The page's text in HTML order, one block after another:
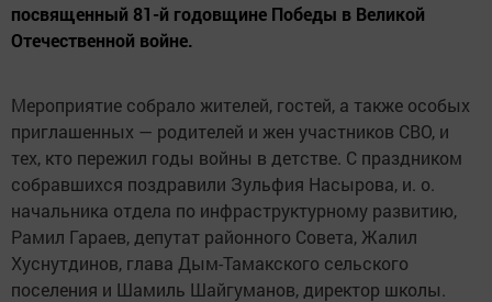
посвященный 81-й годовщине Победы в Великой
Отечественной войне.
Мероприятие собрало жителей, гостей, а также особых
приглашенных — родителей и жен участников СВО, и
тех, кто пережил годы войны в детстве. С праздником
собравшихся поздравили Зульфия Насырова, и. о.
начальника отдела по инфраструктурному развитию,
Рамил Гараев, депутат районного Совета, Жалил
Хуснутдинов, глава Дым-Тамакского сельского
поселения и Шамиль Шайгуманов, директор школы.